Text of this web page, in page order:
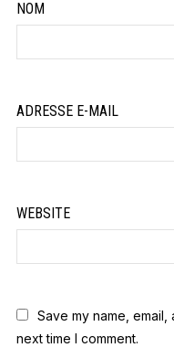
NOM
ADRESSE E-MAIL
WEBSITE
Save my name,
next time I comment.